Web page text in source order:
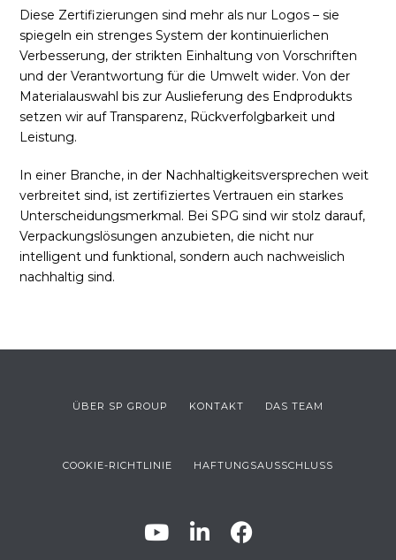
Diese Zertifizierungen sind mehr als nur Logos – sie
spiegeln ein strenges System der kontinuierlichen
Verbesserung, der strikten Einhaltung von Vorschriften
und der Verantwortung für die Umwelt wider. Von der
Materialauswahl bis zur Auslieferung des Endprodukts
setzen wir auf Transparenz, Rückverfolgbarkeit und
Leistung.
In einer Branche, in der Nachhaltigkeitsversprechen weit
verbreitet sind, ist zertifiziertes Vertrauen ein starkes
Unterscheidungsmerkmal. Bei SPG sind wir stolz darauf,
Verpackungslösungen anzubieten, die nicht nur
intelligent und funktional, sondern auch nachweislich
nachhaltig sind.
ÜBER SP GROUP KONTAKT DAS TEAM
COOKIE-RICHTLINIE HAFTUNGSAUSSCHLUSS